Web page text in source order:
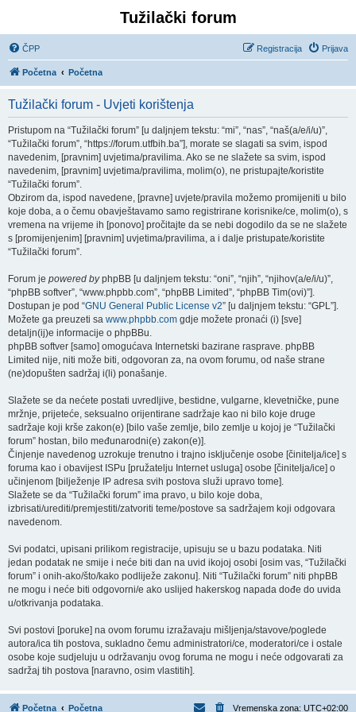
Tužilački forum
ČPP Prijava
Registracija
Početna Početna
Tužilački forum - Uvjeti korištenja
Pristupom na “Tužilački forum” [u daljnjem tekstu: “mi”, “nas”, “naš(a/e/i/u)”,
“Tužilački forum”, “https://forum.utfbih.ba”], morate se slagati sa svim, ispod
navedenim, [pravnim] uvjetima/pravilima. Ako se ne slažete sa svim, ispod
navedenim, [pravnim] uvjetima/pravilima, molim(o), ne pristupajte/koristite
“Tužilački forum”.
Obzirom da, ispod navedene, [pravne] uvjete/pravila možemo promijeniti u bilo
koje doba, a o čemu obavještavamo samo registrirane korisnike/ce, molim(o), s
vremena na vrijeme ih [ponovo] pročitajte da se nebi dogodilo da se ne slažete
s [promijenjenim] [pravnim] uvjetima/pravilima, a i dalje pristupate/koristite
“Tužilački forum”.
Forum je powered byphpBB [u daljnjem tekstu: “oni”, “njih”, “njihov(a/e/i/u)”,
“phpBB softver”, “www.phpbb.com”, “phpBB Limited”, “phpBB Tim(ovi)”].
Dostupan je pod “GNU General Public License v2” [u daljnjem tekstu: “GPL”].
Možete ga preuzeti sa www.phpbb.com gdje možete pronaći (i) [sve]
detaljn(ij)e informacije o phpBBu.
phpBB softver [samo] omogućava Internetski bazirane rasprave. phpBB
Limited nije, niti može biti, odgovoran za, na ovom forumu, od naše strane
(ne)dopušten sadržaj i(li) ponašanje.
Slažete se da nećete postati uvredljive, bestidne, vulgarne, klevetničke, pune
mržnje, prijeteće, seksualno orijentirane sadržaje kao ni bilo koje druge
sadržaje koji krše zakon(e) [bilo vaše zemlje, bilo zemlje u kojoj je “Tužilački
forum” hostan, bilo međunarodni(e) zakon(e)].
Činjenje navedenog uzrokuje trenutno i trajno isključenje osobe [činitelja/ice] s
foruma kao i obavijest ISPu [pružatelju Internet usluga] osobe [činitelja/ice] o
učinjenom [bilježenje IP adresa svih postova služi upravo tome].
Slažete se da “Tužilački forum” ima pravo, u bilo koje doba,
izbrisati/urediti/premjestiti/zatvoriti teme/postove sa sadržajem koji odgovara
navedenom.
Svi podatci, upisani prilikom registracije, upisuju se u bazu podataka. Niti
jedan podatak ne smije i neće biti dan na uvid ikojoj osobi [osim vas, “Tužilački
forum” i onih-ako/što/kako podliježe zakonu]. Niti “Tužilački forum” niti phpBB
ne mogu i neće biti odgovorni/e ako uslijed hakerskog napada dođe do uvida
u/otkrivanja podataka.
Svi postovi [poruke] na ovom forumu izražavaju mišljenja/stavove/poglede
autora/ica tih postova, sukladno čemu administratori/ce, moderatori/ce i ostale
osobe koje sudjeluju u održavanju ovog foruma ne mogu i neće odgovarati za
sadržaj tih postova [naravno, osim vlastitih].
Početna Početna Vremenska zona: UTC+02:00